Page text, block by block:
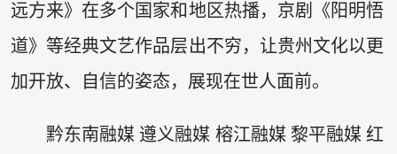
远方来》在多个国家和地区热播，京剧《阳明悟
道》等经典文艺作品层出不穷，让贵州文化以更
加开放、自信的姿态，展现在世人面前。
黔东南融媒 遵义融媒 榕江融媒 黎平融媒 红